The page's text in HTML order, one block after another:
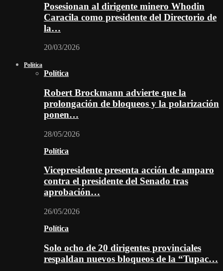
Posesionan al dirigente minero Whodin
Caracila como presidente del Directorio de
la…
20/03/2026
Política
Política
Robert Brockmann advierte que la
prolongación de bloqueos y la polarización
ponen…
28/05/2026
Política
Vicepresidente presenta acción de amparo
contra el presidente del Senado tras
aprobación…
26/05/2026
Política
Solo ocho de 20 dirigentes provinciales
respaldan nuevos bloqueos de la “Tupac…